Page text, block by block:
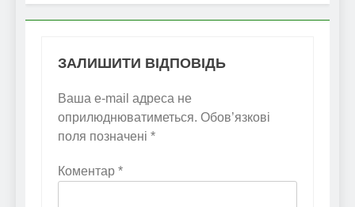
ЗАЛИШИТИ ВІДПОВІДЬ
Ваша e-mail адреса не
оприлюднюватиметься. Обов’язкові
поля позначені *
Коментар *